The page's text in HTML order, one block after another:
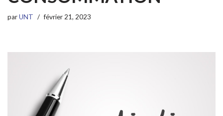
parUNT février 21, 2023